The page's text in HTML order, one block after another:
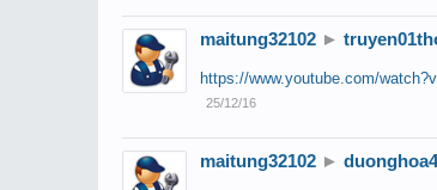
maitung32102 ►
https://www.youtube.com/
25/12/16
maitung32102 ►